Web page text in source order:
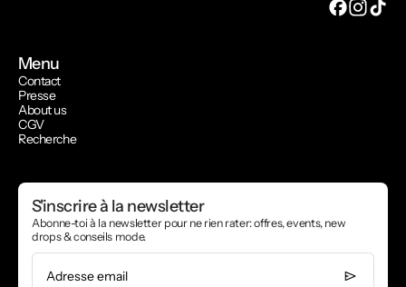
Menu
Contact
Presse
About us
CGV
Recherche
S'inscrire à la newsletter
Abonne-toi à la newsletter pour ne rien rater: offres, events, new
drops & conseils mode.
Adresse email